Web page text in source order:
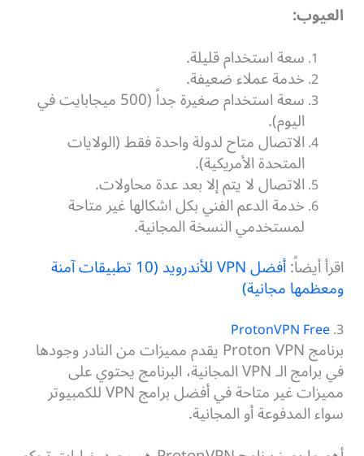
العيوب:
سعة استخدام قليلة.
خدمة عملاء ضعيفة.
سعة استخدام صغيرة جداً (500 ميجابايت في
اليوم).
الاتصال متاح لدولة واحدة فقط (الولايات
المتحدة الأمريكية).
الاتصال لا يتم إلا بعد عدة محاولات.
خدمة الدعم الفني بكل اشكالها غير متاحة
لمستخدمي النسخة المجانية.
اقرأ أيضاً:
أفضل VPN للأندرويد (10 تطبيقات آمنة
ومعظمها مجانية)
3.
ProtonVPN Free
برنامج Proton VPN يقدم مميزات من النادر وجودها
في برامج الـ VPN المجانية، البرنامج يحتوي على
مميزات غير متاحة في أفضل برامج VPN للكمبيوتر
سواء المدفوعة أو المجانية.